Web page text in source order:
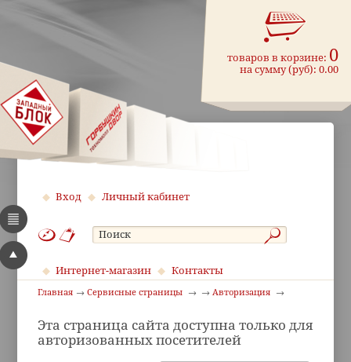
товаров в корзине: 0
на сумму (руб):0.00
Вход Личный кабинет
Интернет-магазин Контакты
Главная Сервисные страницы Авторизация
Эта страница сайта доступна только для
авторизованных посетителей